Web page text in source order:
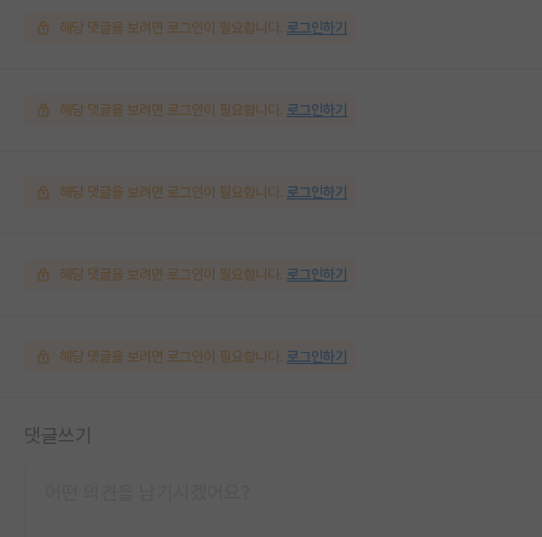
해당 댓글을 보려면 로그인이 필요합니다. 로그인하기
해당 댓글을 보려면 로그인이 필요합니다. 로그인하기
해당 댓글을 보려면 로그인이 필요합니다. 로그인하기
해당 댓글을 보려면 로그인이 필요합니다. 로그인하기
해당 댓글을 보려면 로그인이 필요합니다. 로그인하기
댓글쓰기